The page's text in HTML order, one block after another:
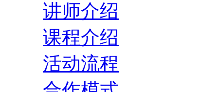
讲师介绍
课程介绍
活动流程